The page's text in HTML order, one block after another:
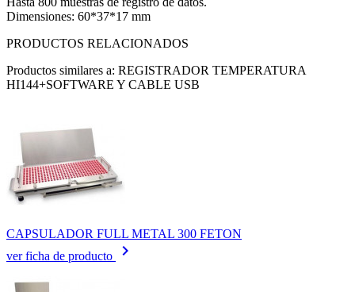
Dimensiones: 60*37*17 mm
PRODUCTOS RELACIONADOS
Productos similares a: REGISTRADOR TEMPERATURA
HI144+SOFTWARE Y CABLE USB
CAPSULADOR FULL METAL 300 FETON
ver ficha de producto
keyboard_arrow_right